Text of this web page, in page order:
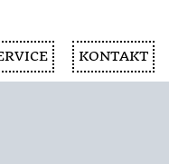
KONTAKT